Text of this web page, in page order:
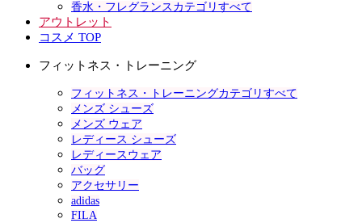
香水・フレグランスカテゴリすべて
アウトレット
コスメ TOP
フィットネス・トレーニング
フィットネス・トレーニングカテゴリすべて
メンズ シューズ
メンズ ウェア
レディース シューズ
レディースウェア
バッグ
アクセサリー
adidas
FILA